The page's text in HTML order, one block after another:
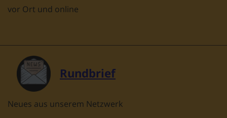
vor Ort und online
Rundbrief
Neues aus unserem Netzwerk